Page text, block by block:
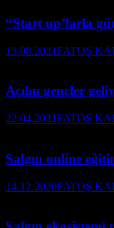
“Start up’larla
13.08.2021FATOŞ
Açılın gençler
22.04.2021FATOŞ
Salgın online
14.12.2020FATOŞ